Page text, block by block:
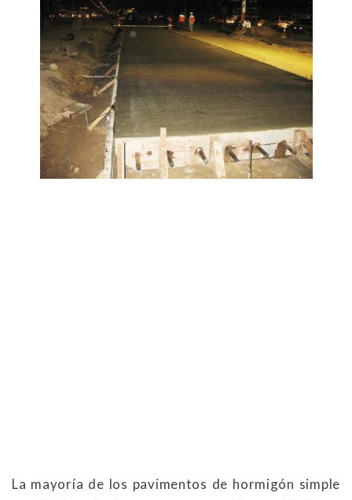
La mayoría de los pavimentos de hormigón simple